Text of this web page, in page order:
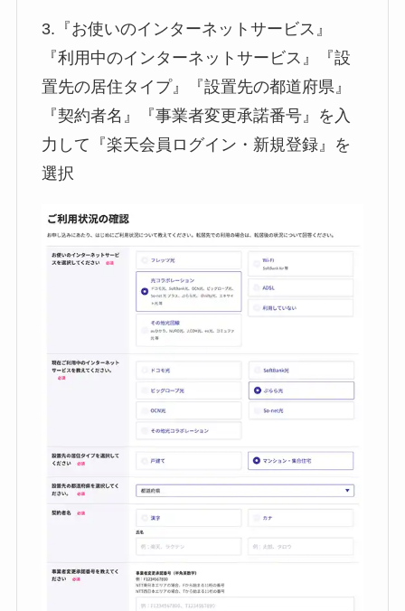
3.『お使いのインターネットサービス』
『利用中のインターネットサービス』『設
置先の居住タイプ』『設置先の都道府県』
『契約者名』『事業者変更承諾番号』を入
力して『楽天会員ログイン・新規登録』を
選択